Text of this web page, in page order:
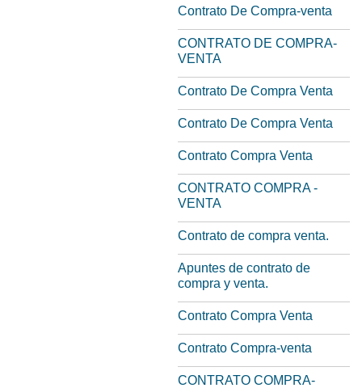
Contrato De Compra-venta
CONTRATO DE COMPRA-
VENTA
Contrato De Compra Venta
Contrato De Compra Venta
Contrato Compra Venta
CONTRATO COMPRA -
VENTA
Contrato de compra venta.
Apuntes de contrato de
compra y venta.
Contrato Compra Venta
Contrato Compra-venta
CONTRATO COMPRA-